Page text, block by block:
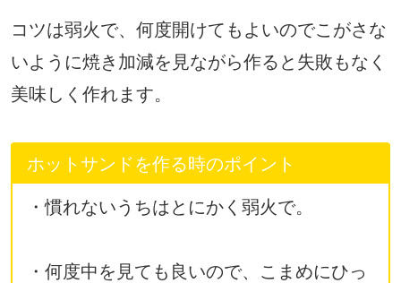
コツは弱火で、何度開けてもよいのでこがさな
いように焼き加減を見ながら作ると失敗もなく
美味しく作れます。
ホットサンドを作る時のポイント
・慣れないうちはとにかく弱火で。
・何度中を見ても良いので、こまめにひっ